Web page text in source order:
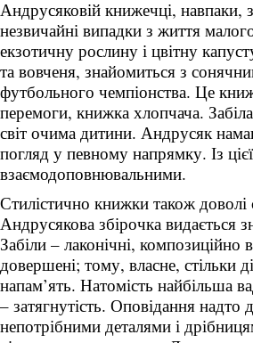
Андрусяковій книжечці, навпаки,
незвичайні випадки з життя
екзотичну рослину і цвітну
та вовченя, знайомиться з
футбольного чемпіонства. Це
перемоги, книжка хлопчача.
світ очима дитини. Андрусяк
погляд у певному напрямку. Із
взаємодоповнювальними.
Стилістично книжки також доволі
Андрусякова збірочка видається
Забіли – лаконічні, композиційно
довершені; тому, власне, стільки
напам’ять. Натомість найбільша
– затягнутість. Оповідання надто
непотрібними деталями і